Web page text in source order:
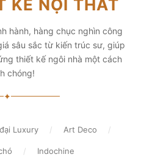
diện tích và thẩm mỹ
Xem chi tiết
KẾ NỘI THẤT
hành, hàng chục nghìn công
sâu sắc từ kiến trúc sư, giúp
thiết kế ngôi nhà một cách
chóng!
✦
Luxury / Art Deco /
/ Indochine